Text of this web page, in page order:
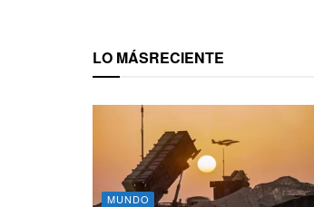
LO MÁSRECIENTE
MUNDO